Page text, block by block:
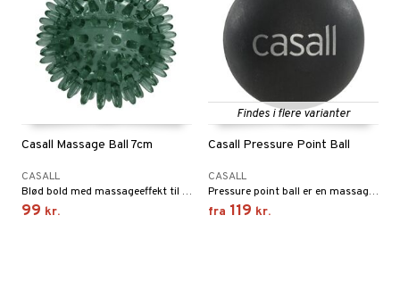
Casall Massage Ball 7cm
CASALL
Blød bold med massageeffekt til træning af blandt andet mave og ryg.
99 kr.
Findes i flere varianter
Casall Pressure Point Ball
CASALL
Pressure point ball er en massagebold, der når de dybeste muskelvæv. Bruges til opvarmning før træning eller til restitution.
fra 119 kr.